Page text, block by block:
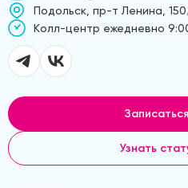
Подольск, пр-т Ленина,
Kолл-центр ежедневно
Узнать